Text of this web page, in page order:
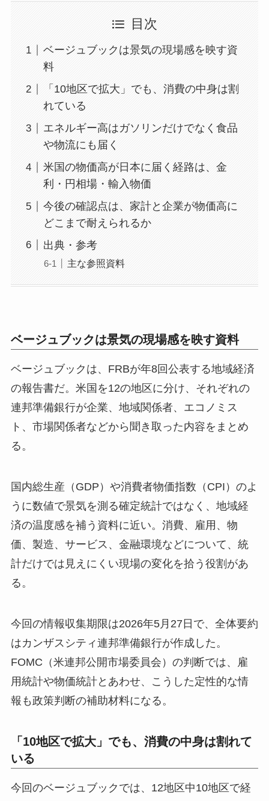
目次
ベージュブックは景気の現場感を映す資
料
「10地区で拡大」でも、消費の中身は割
れている
エネルギー高はガソリンだけでなく食品
や物流にも届く
米国の物価高が日本に届く経路は、金
利・円相場・輸入物価
今後の確認点は、家計と企業が物価高に
どこまで耐えられるか
出典・参考
主な参照資料
ベージュブックは景気の現場感を映す資料
ベージュブックは、FRBが年8回公表する地域経済
の報告書だ。米国を12の地区に分け、それぞれの
連邦準備銀行が企業、地域関係者、エコノミス
ト、市場関係者などから聞き取った内容をまとめ
る。
国内総生産（GDP）や消費者物価指数（CPI）のよ
うに数値で景気を測る確定統計ではなく、地域経
済の温度感を補う資料に近い。消費、雇用、物
価、製造、サービス、金融環境などについて、統
計だけでは見えにくい現場の変化を拾う役割があ
る。
今回の情報収集期限は2026年5月27日で、全体要約
はカンザスシティ連邦準備銀行が作成した。
FOMC（米連邦公開市場委員会）の判断では、雇
用統計や物価統計とあわせ、こうした定性的な情
報も政策判断の補助材料になる。
「10地区で拡大」でも、消費の中身は割れて
いる
今回のベージュブックでは、12地区中10地区で経